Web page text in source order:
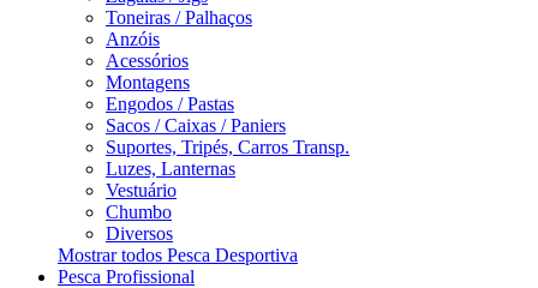
Toneiras / Palhaços
Anzóis
Acessórios
Montagens
Engodos / Pastas
Sacos / Caixas / Paniers
Suportes, Tripés, Carros Transp.
Luzes, Lanternas
Vestuário
Chumbo
Diversos
Mostrar todos Pesca Desportiva
Pesca Profissional